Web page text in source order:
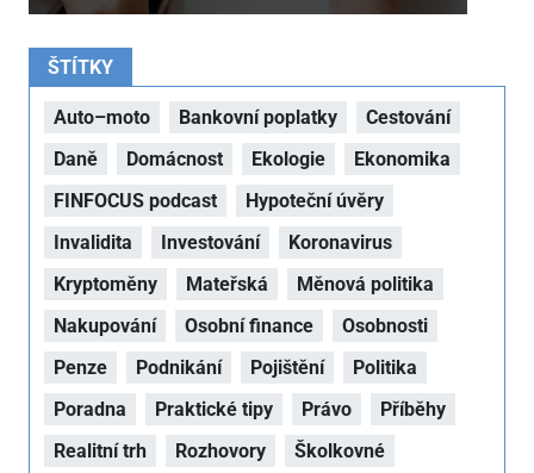
ŠTÍTKY
Auto–moto Bankovní poplatky
Cestování
Daně
Domácnost Ekologie
Ekonomika
FINFOCUS podcast
Hypoteční úvěry
Invalidita
Investování
Koronavirus
Kryptoměny
Mateřská
Měnová politika
Nakupování
Osobní finance
Osobnosti
Penze
Podnikání Pojištění
Politika
Poradna
Praktické tipy Právo
Příběhy
Realitní trh
Rozhovory
Školkovné